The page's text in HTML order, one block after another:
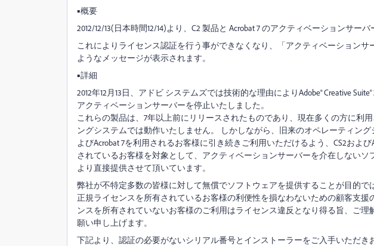
■概要
2012/12/13(日本時間12/14)より、C2 製品と Acrobat 7 のアクティベーションサー
これによりライセンス認証を行う事ができなくなり、「アクティベーションサ
ようなメッセージが表示されます。
■詳細
2012年12月13日、アドビ システムズでは技術的な理由によりAdobe® Creative Suite®
アクティベーションサーバーを停止いたしました。
これらの製品は、7年以上前にリリースされたものであり、現在多くの方に利
ングシステムでは動作いたしません。 しかしながら、旧来のオペレーティング
よびAcrobat 7を利用されるお客様に引き続きご利用いただけるよう、CS2およ
されているお客様を対象として、アクティベーションサーバーを介在しないソ
より直接提供させて頂いています。
弊社が不特定多数の皆様に対して無償でソフトウェアを提供することが目的で
正規ライセンスを所有されているお客様の利便性を損なわないための顧客支援
ンスを所有されていないお客様のご利用はライセンス違反となり得る旨、ご理
願い申し上げます。
下記より、認証の必要がないシリアル番号とインストーラーをご入手いただき